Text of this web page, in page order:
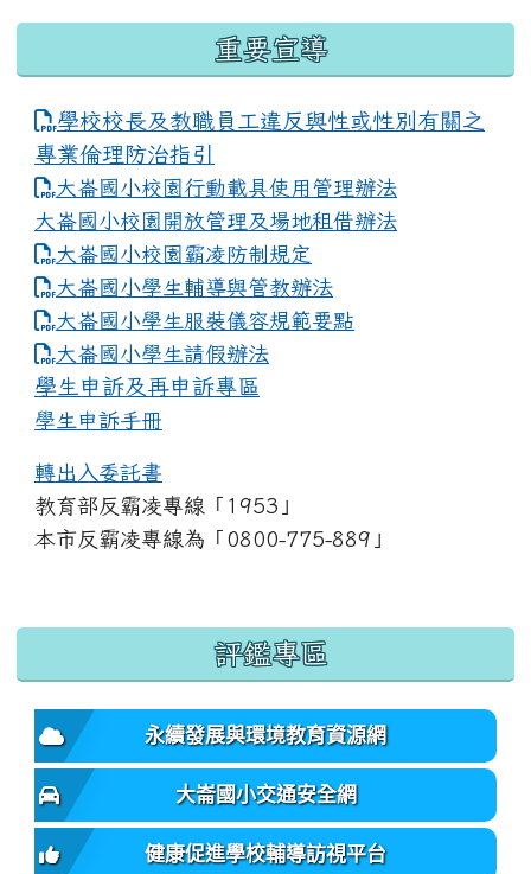
重要宣導
學校校長及教職員工違反與性或性別有關之
專業倫理防治指引
大崙國小校園行動載具使用管理辦法
大崙國小校園開放管理及場地租借辦法
大崙國小校園霸凌防制規定
大崙國小學生輔導與管教辦法
大崙國小學生服裝儀容規範要點
link to https://www.dles.tyc.edu.tw/uploads/
大崙國小學生請假辦法
學生申訴及再申訴專區
學生申訴手冊
轉出入委託書
教育部反霸凌專線「1953」
本市反霸凌專線為「0800-775-889」
:::
評鑑專區
永續發展與環境教育資源網
大崙國小交通安全網
健康促進學校輔導訪視平台